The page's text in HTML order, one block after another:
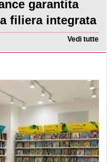
garantita
filiera integrata
Vedi tutte